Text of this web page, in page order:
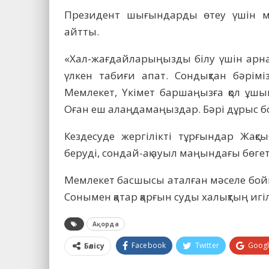
Президент шығындарды өтеу үшін
айтты.
«Хал-жағдайларыңызды білу үшін
үлкен табиғи апат. Сондықтан
Мемлекет, Үкімет баршаңызға қол
Оған еш алаңдамаңыздар. Бәрі дұрыс
Кездесуде жергілікті тұрғындар
беруді, сондай-ақ ауыл маңындағы
Мемлекет басшысы аталған мәселе
Сонымен қатар қарғын суды халықтың
Ақорда
Бөлісу Facebook Twitter